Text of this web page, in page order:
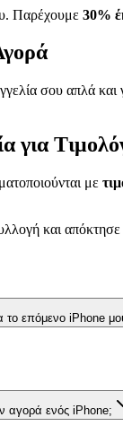
Παρέχουμε 30%
σου απλά
για
με
και απόκτησε
το επόμενο iPhone
αγορά ενός iPhone;